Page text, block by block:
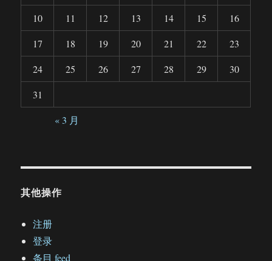
10
11 12 13 14 15
16
17
18 19 20 21 22
23
24
25 26 27 28 29
30
31
« 3 月
其他操作
注册
登录
条目 feed